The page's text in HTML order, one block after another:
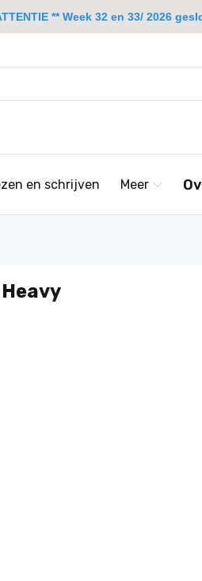
en schrijven Meer
** Week 32 en 33/ 2026